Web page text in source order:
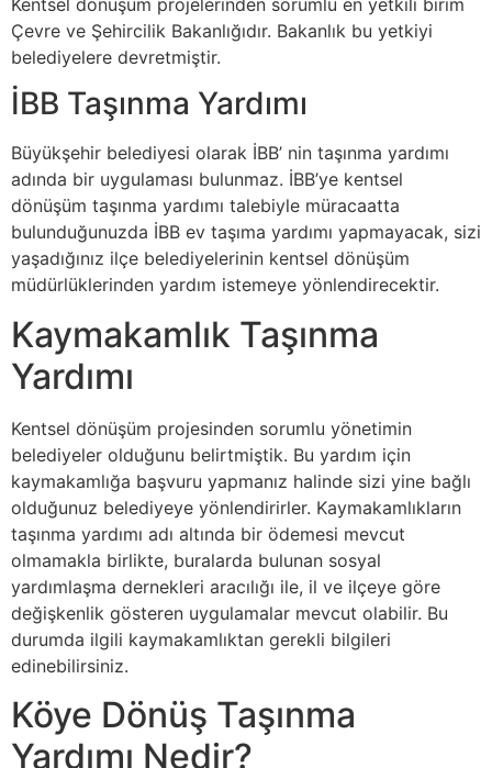
Çevre ve Şehircilik Bakanlığıdır. Bakanlık bu yetkiyi
belediyelere devretmiştir.
İBB Taşınma Yardımı
Büyükşehir belediyesi olarak İBB’ nin taşınma yardımı
adında bir uygulaması bulunmaz. İBB’ye kentsel
dönüşüm taşınma yardımı talebiyle müracaatta
bulunduğunuzda İBB ev taşıma yardımı yapmayacak, sizi
yaşadığınız ilçe belediyelerinin kentsel dönüşüm
müdürlüklerinden yardım istemeye yönlendirecektir.
Kaymakamlık Taşınma
Yardımı
Kentsel dönüşüm projesinden sorumlu yönetimin
belediyeler olduğunu belirtmiştik. Bu yardım için
kaymakamlığa başvuru yapmanız halinde sizi yine bağlı
olduğunuz belediyeye yönlendirirler. Kaymakamlıkların
taşınma yardımı adı altında bir ödemesi mevcut
olmamakla birlikte, buralarda bulunan sosyal
yardımlaşma dernekleri aracılığı ile, il ve ilçeye göre
değişkenlik gösteren uygulamalar mevcut olabilir. Bu
durumda ilgili kaymakamlıktan gerekli bilgileri
edinebilirsiniz.
Köye Dönüş Taşınma
Yardımı Nedir?